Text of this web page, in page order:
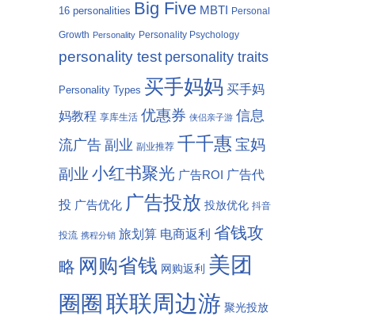
16 personalities Big Five MBTI Personal
Growth Personality Personality Psychology
personality test personality traits
Personality Types 买手妈妈 买手妈
妈教程 享库生活 优惠券 侠侣亲子游 信息
流广告 副业 副业推荐 千千惠 宝妈
副业 小红书聚光 广告ROI 广告代
投 广告优化 广告投放 投放优化 抖音
投流 携程分销 旅划算 电商返利 省钱攻
略 网购省钱 网购返利 美团
圈圈 联联周边游 聚光投放